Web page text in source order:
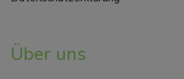
Über uns